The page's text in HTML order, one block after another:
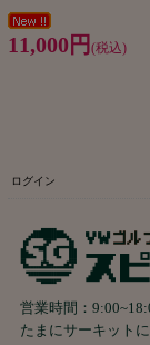
11,000円 (税込)
ログイン
営業時間： 9:00~
たまにサーキット